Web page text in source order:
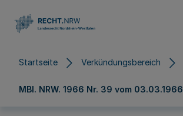
Startseite Verkündungsbereich
MBl. NRW. 1966 Nr. 39 vom 03.03.1966